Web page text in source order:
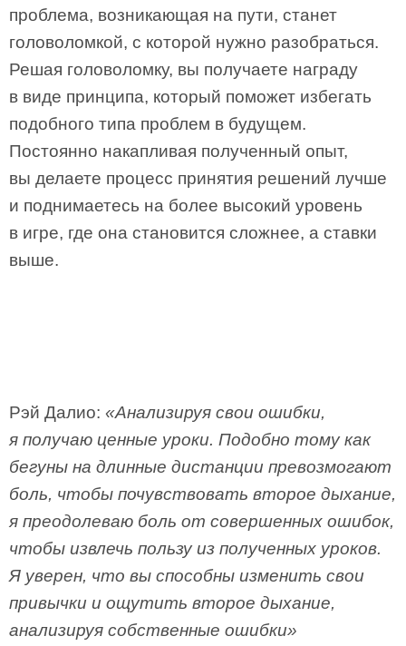
проблема, возникающая на пути, станет
головоломкой, с которой нужно разобраться.
Решая головоломку, вы получаете награду
в виде принципа, который поможет избегать
подобного типа проблем в будущем.
Постоянно накапливая полученный опыт,
вы делаете процесс принятия решений лучше
и поднимаетесь на более высокий уровень
в игре, где она становится сложнее, а ставки
выше.
Рэй Далио: «Анализируя свои ошибки,
я получаю ценные уроки. Подобно тому как
бегуны на длинные дистанции превозмогают
боль, чтобы почувствовать второе дыхание,
я преодолеваю боль от совершенных ошибок,
чтобы извлечь пользу из полученных уроков.
Я уверен, что вы способны изменить свои
привычки и ощутить второе дыхание,
анализируя собственные ошибки»